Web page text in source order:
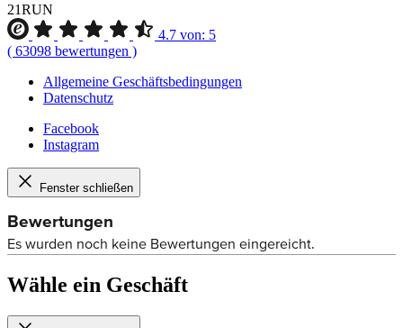
21RUN
4.7 von: 5
( 63098 bewertungen )
Allgemeine Geschäftsbedingungen
Datenschutz
Facebook
Instagram
Fenster schließen
Wähle ein Geschäft